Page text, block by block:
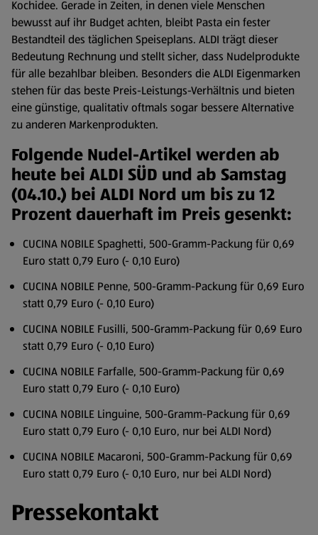
Kochidee. Gerade in Zeiten, in denen viele Menschen
bewusst auf ihr Budget achten, bleibt Pasta ein fester
Bestandteil des täglichen Speiseplans. ALDI trägt dieser
Bedeutung Rechnung und stellt sicher, dass Nudelprodukte
für alle bezahlbar bleiben. Besonders die ALDI Eigenmarken
stehen für das beste Preis-Leistungs-Verhältnis und bieten
eine günstige, qualitativ oftmals sogar bessere Alternative
zu anderen Markenprodukten.
Folgende Nudel-Artikel werden ab
heute bei ALDI SÜD und ab Samstag
(04.10.) bei ALDI Nord um bis zu 12
Prozent dauerhaft im Preis gesenkt:
CUCINA NOBILE Spaghetti, 500-Gramm-Packung für 0,69
Euro statt 0,79 Euro (- 0,10 Euro)
CUCINA NOBILE Penne, 500-Gramm-Packung für 0,69 Euro
statt 0,79 Euro (- 0,10 Euro)
CUCINA NOBILE Fusilli, 500-Gramm-Packung für 0,69 Euro
statt 0,79 Euro (- 0,10 Euro)
CUCINA NOBILE Farfalle, 500-Gramm-Packung für 0,69
Euro statt 0,79 Euro (- 0,10 Euro)
CUCINA NOBILE Linguine, 500-Gramm-Packung für 0,69
Euro statt 0,79 Euro (- 0,10 Euro, nur bei ALDI Nord)
CUCINA NOBILE Macaroni, 500-Gramm-Packung für 0,69
Euro statt 0,79 Euro (- 0,10 Euro, nur bei ALDI Nord)
Pressekontakt